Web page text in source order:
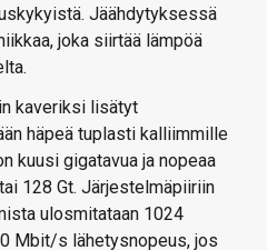
Jäähdytyksessä
joka siirtää lämpöä
kaveriksi lisätyt
häpeä tuplasti kalliimmille
kuusi gigatavua ja nopeaa
128 Gt. Järjestelmäpiiriin
ulosmitataan 1024
Mbit/s lähetysnopeus, jos